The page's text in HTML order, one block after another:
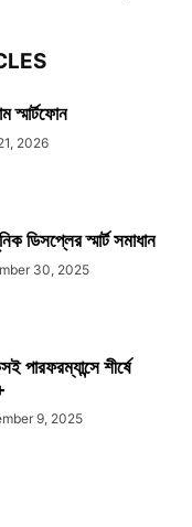
স্মার্টফোন
2026
ডিসপ্লের স্মার্ট সমাধান
30, 2025
পারফরম্যান্সে শীর্ষে
9, 2025